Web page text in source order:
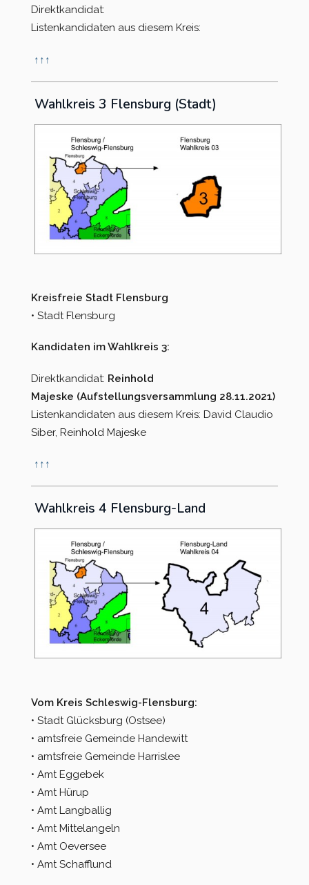
Direktkandidat:
Listenkandidaten aus diesem Kreis:
↑ ↑ ↑
Wahlkreis 3 Flensburg (Stadt)
Kreisfreie Stadt Flensburg
• Stadt Flensburg
Kandidaten im Wahlkreis 3:
Direktkandidat: Reinhold
Majeske (Aufstellungsversammlung 28.11.2021)
Listenkandidaten aus diesem Kreis: David Claudio
Siber, Reinhold Majeske
↑ ↑ ↑
Wahlkreis 4 Flensburg-Land
Vom Kreis Schleswig-Flensburg:
• Stadt Glücksburg (Ostsee)
• amtsfreie Gemeinde Handewitt
• amtsfreie Gemeinde Harrislee
• Amt Eggebek
• Amt Hürup
• Amt Langballig
• Amt Mittelangeln
• Amt Oeversee
• Amt Schafflund